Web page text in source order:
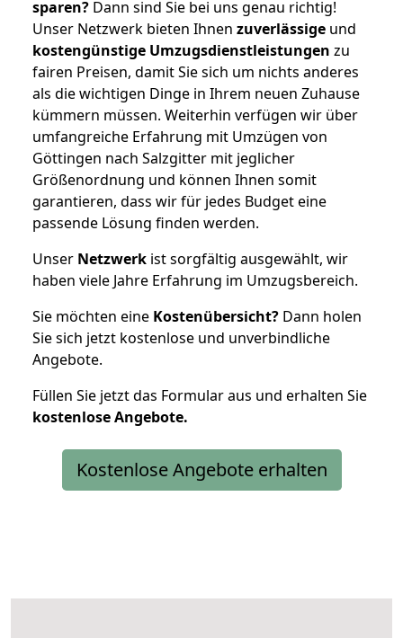
sparen? Dann sind Sie bei uns genau richtig!
Unser Netzwerk bieten Ihnen zuverlässige und
kostengünstige Umzugsdienstleistungen zu
fairen Preisen, damit Sie sich um nichts anderes
als die wichtigen Dinge in Ihrem neuen Zuhause
kümmern müssen. Weiterhin verfügen wir über
umfangreiche Erfahrung mit Umzügen von
Göttingen nach Salzgitter mit jeglicher
Größenordnung und können Ihnen somit
garantieren, dass wir für jedes Budget eine
passende Lösung finden werden.
Unser Netzwerk ist sorgfältig ausgewählt, wir
haben viele Jahre Erfahrung im Umzugsbereich.
Sie möchten eine Kostenübersicht? Dann holen
Sie sich jetzt kostenlose und unverbindliche
Angebote.
Füllen Sie jetzt das Formular aus und erhalten Sie
kostenloseAngebote.
Kostenlose Angebote erhalten